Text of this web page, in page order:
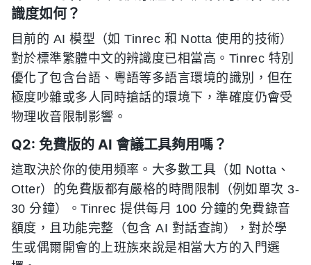
識度如何？
目前的 AI 模型（如 Tinrec 和 Notta 使用的技術）
對於標準繁體中文的辨識度已相當高。Tinrec 特別
優化了包含台語、粵語等多語言環境的識別，但在
極度吵雜或多人同時搶話的環境下，準確度仍會受
物理收音限制影響。
Q2: 免費版的 AI 會議工具夠用嗎？
這取決於你的使用頻率。大多數工具（如 Notta、
Otter）的免費版都有嚴格的時間限制（例如單次 3-
30 分鐘）。Tinrec 提供每月 100 分鐘的免費錄音
額度，且功能完整（包含 AI 對話查詢），對於學
生或偶爾開會的上班族來說是相當大方的入門選